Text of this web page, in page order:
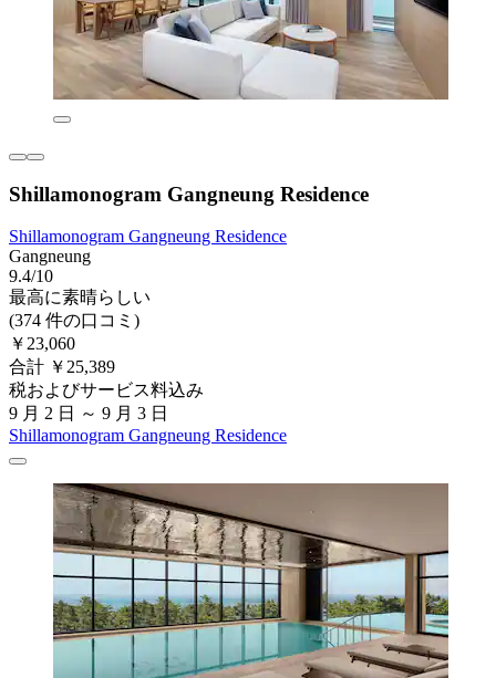
Shillamonogram Gangneung Residence
Shillamonogram Gangneung Residence
Gangneung
9.4/10
最高に素晴らしい
(374 件の口コミ)
￥23,060
合計 ￥25,389
税およびサービス料込み
9 月 2 日 ～ 9 月 3 日
Shillamonogram Gangneung Residence